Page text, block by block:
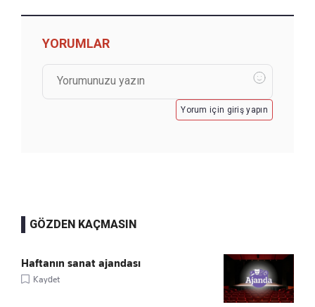
YORUMLAR
Yorum için giriş yapın
GÖZDEN KAÇMASIN
Haftanın sanat ajandası
Kaydet